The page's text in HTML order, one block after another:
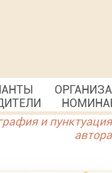
и пунктуация
автора